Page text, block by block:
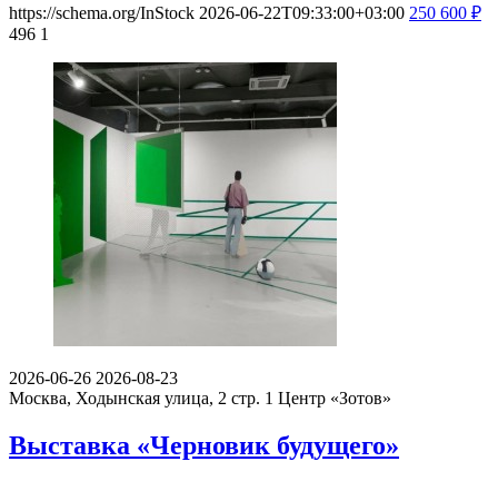
https://schema.org/InStock 2026-06-22T09:33:00+03:00 250 600 ₽
496 1
2026-06-26 2026-08-23
Москва, Ходынская улица, 2 стр. 1 Центр «Зотов»
Выставка «Черновик будущего»